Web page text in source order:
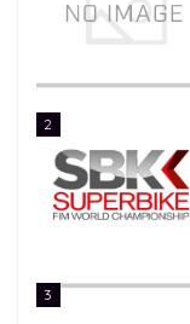
2
3